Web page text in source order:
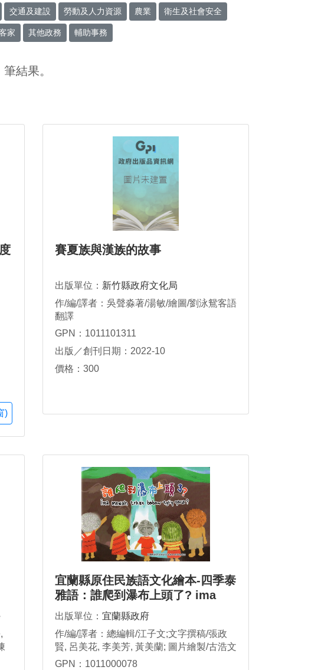
交通及建設 勞動及人力資源 農業 衛生及社會安全
家 其他政務 輔助事務
筆結果。
)
賽夏族與漢族的故事
出版單位： 新竹縣政府文化局
作/編/譯者：吳聲淼著/湯敏/繪圖/劉泳鴛客語
翻譯
GPN：1011101311
出版／創刊日期：2022-10
價格：300
宜蘭縣原住民族語文化繪本-四季泰
雅語：誰爬到瀑布上頭了? ima
mnwah trkax babaw tgliq qaca?
出版單位： 宜蘭縣政府
作/編/譯者：總編輯/江子文;文字撰稿/張政
賢, 呂美花, 李美芳, 黃美蘭; 圖片繪製/古浩文
GPN：1011000078